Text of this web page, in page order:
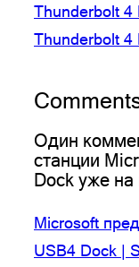
Thunderbolt 4
Thunderbolt 4
Один
станции
Dock уже
Microsoft
USB4 Dock |